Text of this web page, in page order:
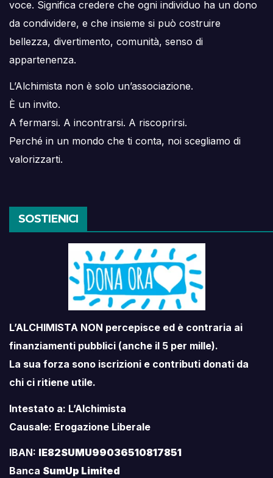
voce. Significa credere che ogni individuo ha un dono
da condividere, e che insieme si può costruire
bellezza, divertimento, comunità, senso di
appartenenza.
L’Alchimista non è solo un’associazione.
È un invito.
A fermarsi. A incontrarsi. A riscoprirsi.
Perché in un mondo che ti conta, noi scegliamo di
valorizzarti.
SOSTIENICI
L’ALCHIMISTA NON percepisce ed è contraria ai
finanziamenti pubblici (anche il 5 per mille).
La sua forza sono iscrizioni e contributi donati da
chi ci ritiene utile.
Intestato a: L’Alchimista
Causale: Erogazione Liberale
IBAN: IE82SUMU99036510817851
Banca SumUp Limited